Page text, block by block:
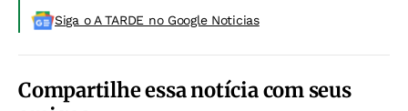
Siga o A TARDE no Google Noticias
Compartilhe essa notícia com seus